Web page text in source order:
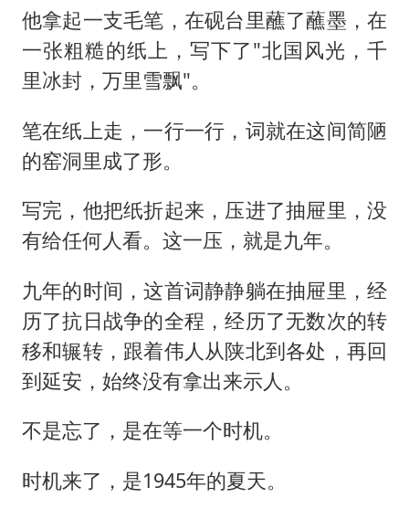
他拿起一支毛笔，在砚台里蘸了蘸墨，在
一张粗糙的纸上，写下了"北国风光，千
里冰封，万里雪飘"。
笔在纸上走，一行一行，词就在这间简陋
的窑洞里成了形。
写完，他把纸折起来，压进了抽屉里，没
有给任何人看。这一压，就是九年。
九年的时间，这首词静静躺在抽屉里，经
历了抗日战争的全程，经历了无数次的转
移和辗转，跟着伟人从陕北到各处，再回
到延安，始终没有拿出来示人。
不是忘了，是在等一个时机。
时机来了，是1945年的夏天。